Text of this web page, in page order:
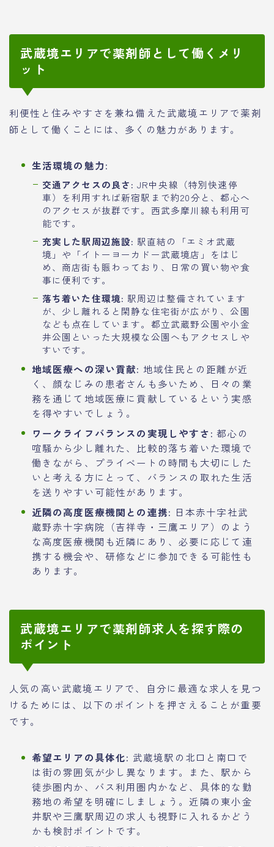
武蔵境エリアで薬剤師として働くメリ
ット
利便性と住みやすさを兼ね備えた武蔵境エリアで薬剤
師として働くことには、多くの魅力があります。
生活環境の魅力:
交通アクセスの良さ: JR中央線（特別快速停
車）を利用すれば新宿駅まで約20分と、都心へ
のアクセスが抜群です。西武多摩川線も利用可
能です。
充実した駅周辺施設: 駅直結の「エミオ武蔵
境」や「イトーヨーカドー武蔵境店」をはじ
め、商店街も賑わっており、日常の買い物や食
事に便利です。
落ち着いた住環境: 駅周辺は整備されています
が、少し離れると閑静な住宅街が広がり、公園
なども点在しています。都立武蔵野公園や小金
井公園といった大規模な公園へもアクセスしや
すいです。
地域医療への深い貢献: 地域住民との距離が近
く、顔なじみの患者さんも多いため、日々の業
務を通じて地域医療に貢献しているという実感
を得やすいでしょう。
ワークライフバランスの実現しやすさ: 都心の
喧騒から少し離れた、比較的落ち着いた環境で
働きながら、プライベートの時間も大切にした
いと考える方にとって、バランスの取れた生活
を送りやすい可能性があります。
近隣の高度医療機関との連携: 日本赤十字社武
蔵野赤十字病院（吉祥寺・三鷹エリア）のよう
な高度医療機関も近隣にあり、必要に応じて連
携する機会や、研修などに参加できる可能性も
あります。
武蔵境エリアで薬剤師求人を探す際の
ポイント
人気の高い武蔵境エリアで、自分に最適な求人を見つ
けるためには、以下のポイントを押さえることが重要
です。
希望エリアの具体化: 武蔵境駅の北口と南口で
は街の雰囲気が少し異なります。また、駅から
徒歩圏内か、バス利用圏内かなど、具体的な勤
務地の希望を明確にしましょう。近隣の東小金
井駅や三鷹駅周辺の求人も視野に入れるかどう
かも検討ポイントです。